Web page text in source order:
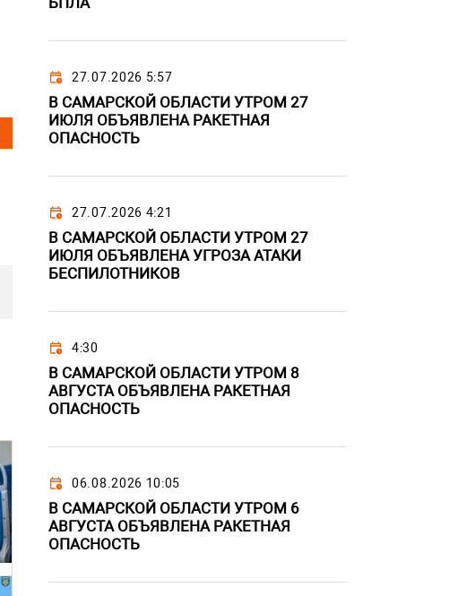
27.07.2026 5:57
В САМАРСКОЙ ОБЛАСТИ УТРОМ 27
ИЮЛЯ ОБЪЯВЛЕНА РАКЕТНАЯ
ОПАСНОСТЬ
27.07.2026 4:21
В САМАРСКОЙ ОБЛАСТИ УТРОМ 27
ИЮЛЯ ОБЪЯВЛЕНА УГРОЗА АТАКИ
БЕСПИЛОТНИКОВ
4:30
В САМАРСКОЙ ОБЛАСТИ УТРОМ 8
АВГУСТА ОБЪЯВЛЕНА РАКЕТНАЯ
ОПАСНОСТЬ
06.08.2026 10:05
В САМАРСКОЙ ОБЛАСТИ УТРОМ 6
АВГУСТА ОБЪЯВЛЕНА РАКЕТНАЯ
ОПАСНОСТЬ